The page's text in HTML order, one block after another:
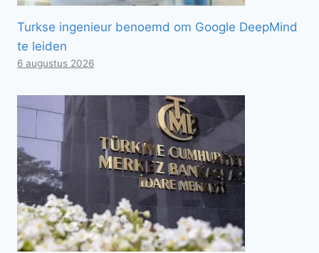
Turkse ingenieur benoemd om Google DeepMind
te leiden
6 augustus 2026